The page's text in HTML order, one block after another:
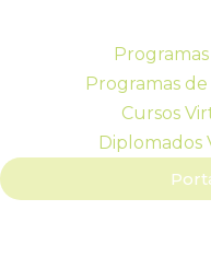
Programas
Cursos
Diplomados